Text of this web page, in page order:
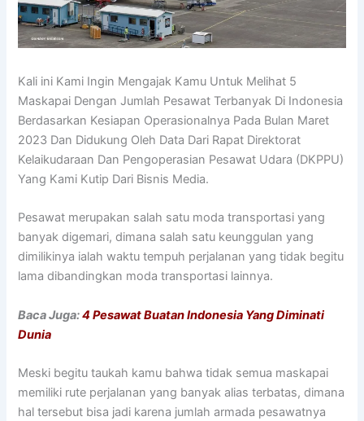
Kali ini Kami Ingin Mengajak Kamu Untuk Melihat 5
Maskapai Dengan Jumlah Pesawat Terbanyak Di Indonesia
Berdasarkan Kesiapan Operasionalnya Pada Bulan Maret
2023 Dan Didukung Oleh Data Dari Rapat Direktorat
Kelaikudaraan Dan Pengoperasian Pesawat Udara (DKPPU)
Yang Kami Kutip Dari Bisnis Media.
Pesawat merupakan salah satu moda transportasi yang
banyak digemari, dimana salah satu keunggulan yang
dimilikinya ialah waktu tempuh perjalanan yang tidak begitu
lama dibandingkan moda transportasi lainnya.
Baca Juga:4 Pesawat Buatan Indonesia Yang Diminati
Dunia
Meski begitu taukah kamu bahwa tidak semua maskapai
memiliki rute perjalanan yang banyak alias terbatas, dimana
hal tersebut bisa jadi karena jumlah armada pesawatnya